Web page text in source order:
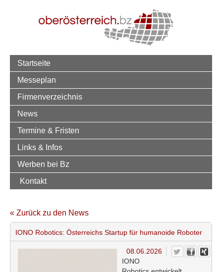
Startseite
Messeplan
Firmenverzeichnis
News
Termine & Fristen
Links & Infos
Werben bei Bz
Kontakt
« Zurück zu den News
IONO Robotics: Österreichs Startup für humanoide Roboter
08.06.2026
IONO